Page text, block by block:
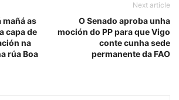
as
capa de
na
rúa Boa
Next article
O Senado aproba unha
moción do PP para que Vigo
conte cunha sede
permanente da FAO